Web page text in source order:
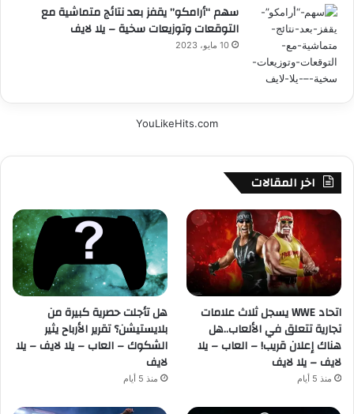
سهم “أرامكو” يقفز بعد نتائج متماشية مع
التوقعات وتوزيعات سخية – يلا لايف
10 مايو، 2023
YouLikeHits.com
اخر المقالات
اتحاد WWE يسجل ثلاث علامات
تجارية تتعلق في الألعاب..هل
هناك إعلان قريب! – العاب – يلا
لايف – يلا لايف
منذ 5 أيام
هل تأجلت حصرية كبيرة من
بلايستيشن؟ تقرير الأرباح يثير
الشكوك – العاب – يلا لايف – يلا
لايف
منذ 5 أيام